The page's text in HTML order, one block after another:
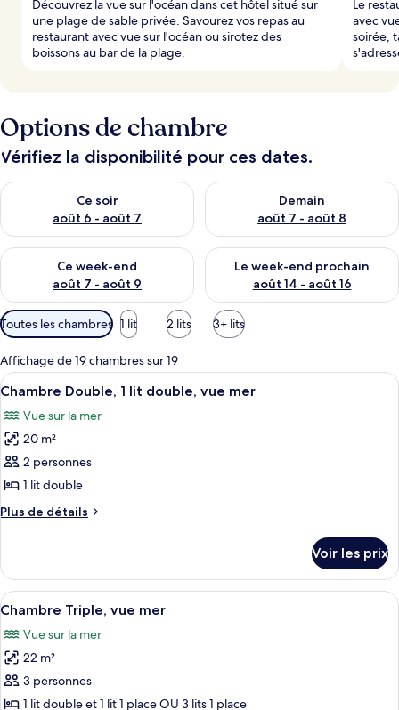
Découvrez la vue sur l'océan dans cet hôtel situé sur
une plage de sable privée. Savourez vos repas au
restaurant avec vue sur l'océan ou sirotez des
boissons au bar de la plage.
Le
avec
soirée,
Options de chambre
Vérifiez la disponibilité pour ces dates.
Ce soir
août 6 - août 7
Vérifier la disponibilité pour ce soir août 6 - août 7
Demain
août 7 - août 8
Vérifier la disponibilité pour
Ce week-end
août 7 - août 9
Vérifier la disponibilité pour ce week-end août 7 - août 9
Le week-end prochain
août 14 - août 16
Vérifier la disponibilité pour
Filtres
disponibles
pour
les
chambres
Toutes les chambres 1 lit 2 lits 3+ lits
Affichage de 19 chambres sur 19
Afficher
toutes
les
photos
pour
ce
type
de
Chambre
Double,
1
lit
double,
vue
mer
Une chambre d’hôtel avec un lit en
5
Chambre Double, 1 lit double, vue mer
Vue sur la mer
20 m²
2 personnes
1 lit double
Plus de détails
Plus
le
type
de
Chambre
Double,
lit
double,
Voir les prix
Afficher
toutes
les
photos
pour
ce
Une chambre d’hôtel avec un lit,
5
Chambre Triple, vue mer
Vue sur la mer
22 m²
3 personnes
1 lit double et 1 lit 1 place OU 3 lits 1 place